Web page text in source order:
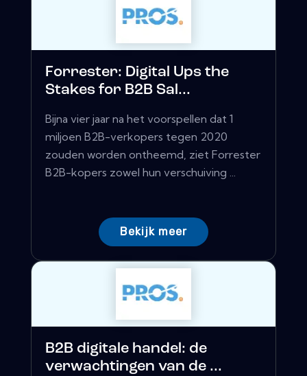
Forrester: Digital Ups the
Stakes for B2B Sal...
Bijna vier jaar na het voorspellen dat 1
miljoen B2B-verkopers tegen 2020
zouden worden ontheemd, ziet Forrester
B2B-kopers zowel hun verschuiving ...
Bekijk meer
B2B digitale handel: de
verwachtingen van de ...